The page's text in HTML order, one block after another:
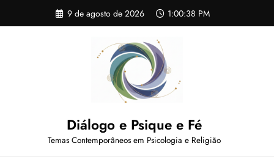
o
9 de agosto de 2026 1:00:39 PM
Diálogo e Psique e Fé
Temas Contemporâneos em Psicologia e Religião